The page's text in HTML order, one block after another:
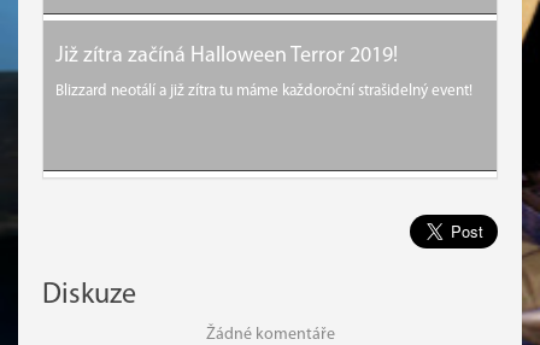
Již zítra začíná Halloween Terror 2019!
Blizzard neotálí a již zítra tu máme každoroční strašidelný event!
Diskuze
Žádné komentáře